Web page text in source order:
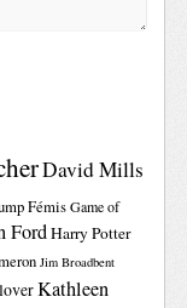
David Mills
Fémis Game of
FordHarry Potter
Jim Broadbent
Kathleen